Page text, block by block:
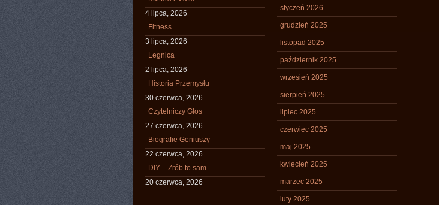
4 lipca, 2026
Fitness
3 lipca, 2026
Legnica
2 lipca, 2026
Historia Przemysłu
30 czerwca, 2026
Czytelniczy Głos
27 czerwca, 2026
Biografie Geniuszy
22 czerwca, 2026
DIY – Zrób to sam
20 czerwca, 2026
styczeń 2026
grudzień 2025
listopad 2025
październik 2025
wrzesień 2025
sierpień 2025
lipiec 2025
czerwiec 2025
maj 2025
kwiecień 2025
marzec 2025
luty 2025